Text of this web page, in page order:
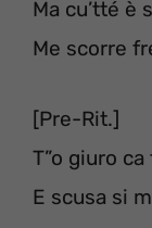
Ma cu’tté è
Me scorre
[Pre-Rit.]
T”o giuro
E scusa si